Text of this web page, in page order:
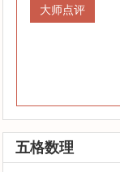
大师点评
五格数理